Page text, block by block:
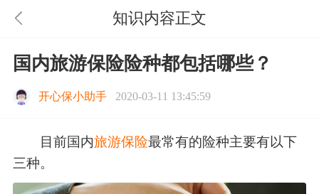
知识内容正文
国内旅游保险险种都包括哪些？
开心保小助手 2020-03-11 13:45:59
目前国内旅游保险最常有的险种主要有以下
三种。